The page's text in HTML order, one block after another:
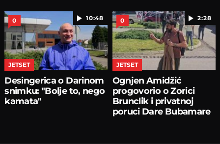
10:48
0
JETSET
Desingerica o Darinom
snimku: "Bolje to, nego
kamata"
2:28
0
JETSET
Ognjen Amidžić
progovorio o Zorici
Brunclik i privatnoj
poruci Dare Bubamare